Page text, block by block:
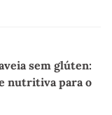
sem glúten:
nutritiva para o